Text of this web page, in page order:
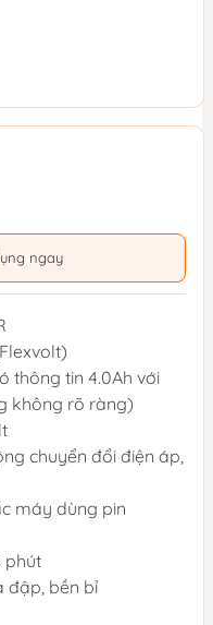
ngay
thông tin 4.0Ah với
không rõ ràng)
chuyển đổi điện áp,
máy dùng pin
phút
đập, bền bỉ